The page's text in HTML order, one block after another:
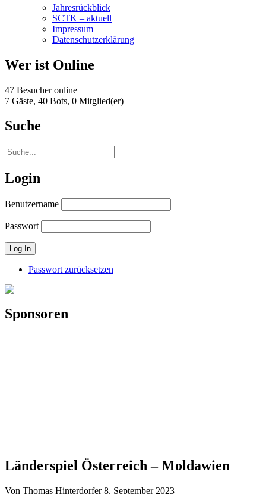
Jahresrückblick
SCTK – aktuell
Impressum
Datenschutzerklärung
Wer ist Online
47 Besucher online
7 Gäste, 40 Bots, 0 Mitglied(er)
Suche
Login
Benutzername
Passwort
Passwort zurücksetzen
Sponsoren
Länderspiel Österreich – Moldawien
Von Thomas Hinterdorfer 8. September 2023